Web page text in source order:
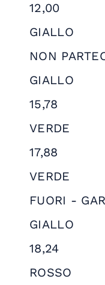
12,00
GIALLO
NON
GIALLO
15,78
VERDE
17,88
VERDE
FUORI -
GIALLO
18,24
ROSSO